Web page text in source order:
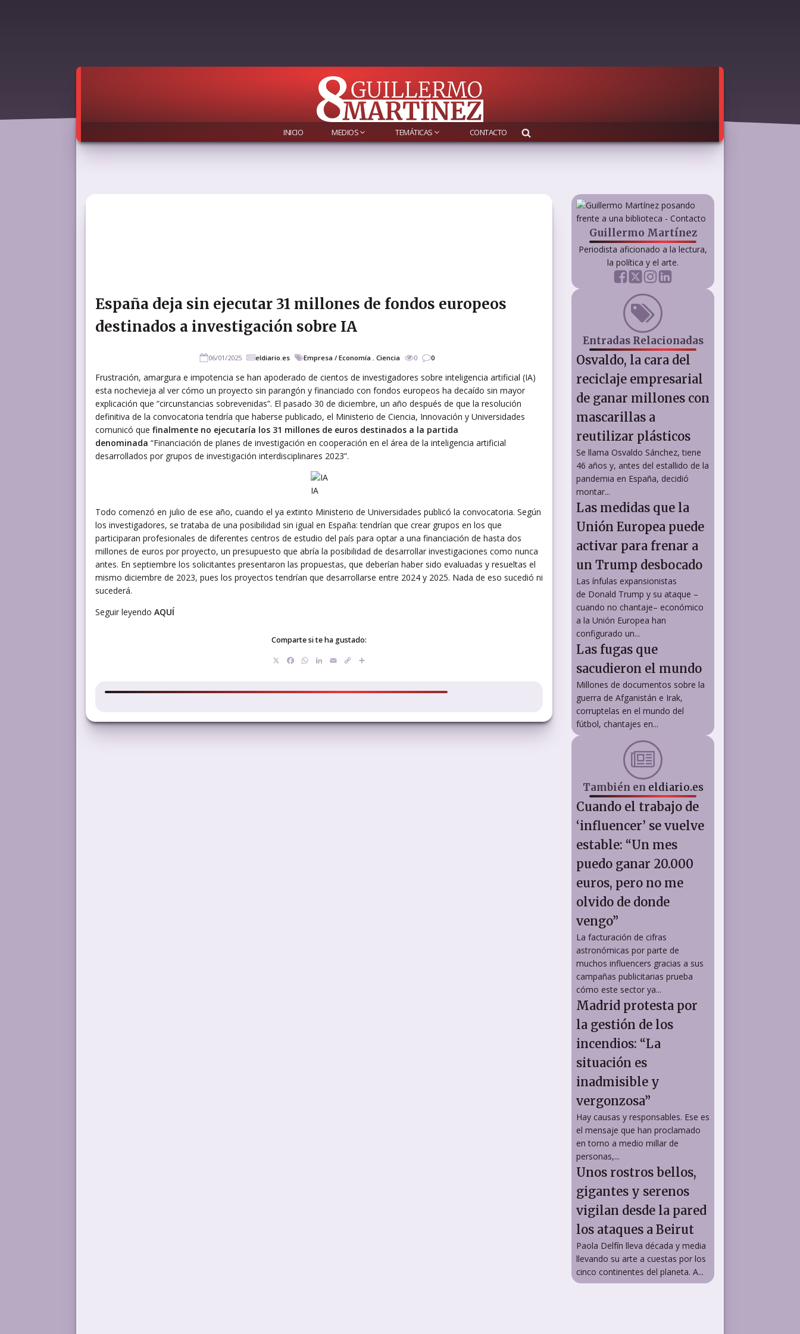
INICIO MEDIOS TEMÁTICAS CONTACTO
España deja sin ejecutar 31 millones de fondos europeos
destinados a investigación sobre IA
06/01/2025 eldiario.es Empresa / Economía , Ciencia 0 0
Frustración, amargura e impotencia se han apoderado de cientos de investigadores sobre inteligencia artificial (IA)
esta nochevieja al ver cómo un proyecto sin parangón y financiado con fondos europeos ha decaído sin mayor
explicación que “circunstancias sobrevenidas”. El pasado 30 de diciembre, un año después de que la resolución
definitiva de la convocatoria tendría que haberse publicado, el Ministerio de Ciencia, Innovación y Universidades
comunicó que finalmente no ejecutaría los 31 millones de euros destinados a la partida
denominada “Financiación de planes de investigación en cooperación en el área de la inteligencia artificial
desarrollados por grupos de investigación interdisciplinares 2023”.
IA
Todo comenzó en julio de ese año, cuando el ya extinto Ministerio de Universidades publicó la convocatoria. Según
los investigadores, se trataba de una posibilidad sin igual en España: tendrían que crear grupos en los que
participaran profesionales de diferentes centros de estudio del país para optar a una financiación de hasta dos
millones de euros por proyecto, un presupuesto que abría la posibilidad de desarrollar investigaciones como nunca
antes. En septiembre los solicitantes presentaron las propuestas, que deberían haber sido evaluadas y resueltas el
mismo diciembre de 2023, pues los proyectos tendrían que desarrollarse entre 2024 y 2025. Nada de eso sucedió ni
sucederá.
Seguir leyendo AQUÍ
Comparte si te ha gustado:
Facebook
WhatsApp
LinkedIn
EmailCopy
Guillermo Martínez
Periodista aficionado a la lectura,
la política y el arte.
Entradas Relacionadas
Osvaldo, la cara del
reciclaje empresarial
de ganar millones con
mascarillas a
reutilizar plásticos
Se llama Osvaldo Sánchez, tiene
46 años y, antes del estallido de la
pandemia en España, decidió
montar...
Las medidas que la
Unión Europea puede
activar para frenar a
un Trump desbocado
Las ínfulas expansionistas
de Donald Trump y su ataque –
cuando no chantaje– económico
a la Unión Europea han
configurado un...
Las fugas que
sacudieron el mundo
Millones de documentos sobre la
guerra de Afganistán e Irak,
corruptelas en el mundo del
fútbol, chantajes en...
También en eldiario.es
Cuando el trabajo de
‘influencer’ se vuelve
estable: “Un mes
puedo ganar 20.000
euros, pero no me
olvido de donde
vengo”
La facturación de cifras
astronómicas por parte de
muchos influencers gracias a sus
campañas publicitarias prueba
cómo este sector ya...
Madrid protesta por
la gestión de los
incendios: “La
situación es
inadmisible y
vergonzosa”
Hay causas y responsables. Ese es
el mensaje que han proclamado
en torno a medio millar de
personas,...
Unos rostros bellos,
gigantes y serenos
vigilan desde la pared
los ataques a Beirut
Paola Delfín lleva década y media
llevando su arte a cuestas por los
cinco continentes del planeta. A...